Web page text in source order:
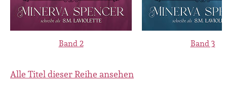
Band 2 Band 3
Alle Titel dieser Reihe ansehen